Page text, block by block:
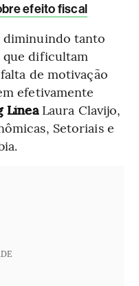
efeito fiscal
diminuindo tanto
dificultam
de motivação
efetivamente
Línea Laura Clavijo,
Setoriais e